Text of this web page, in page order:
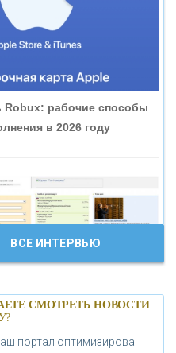
КРЕДИТНЫЙ
Robux: рабочие способы
в 2026 году
логотип впервые за
- «Лента новостей»
ВСЕ ИНТЕРВЬЮ
СМОТРЕТЬ НОВОСТИ
портал оптимизирован